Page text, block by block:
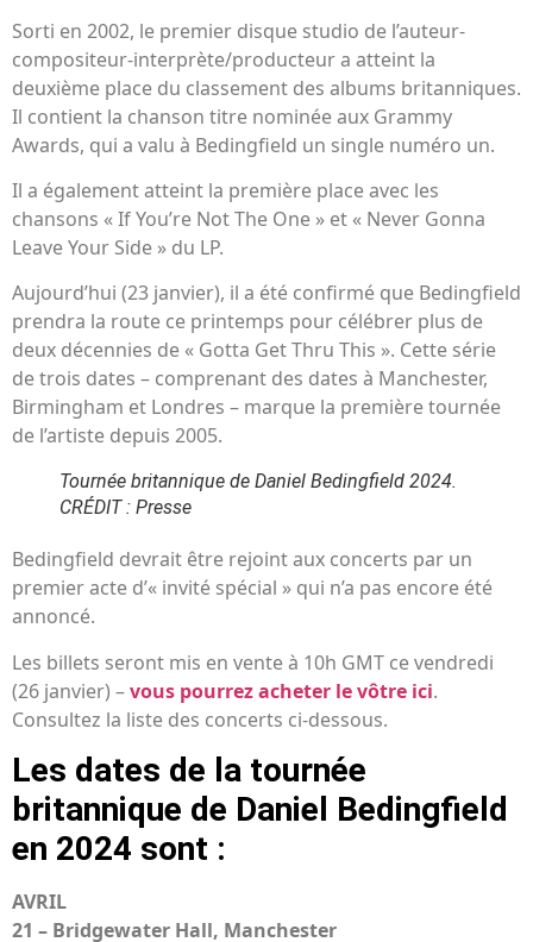
Sorti en 2002, le premier disque studio de l’auteur-
compositeur-interprète/producteur a atteint la
deuxième place du classement des albums britanniques.
Il contient la chanson titre nominée aux Grammy
Awards, qui a valu à Bedingfield un single numéro un.
Il a également atteint la première place avec les
chansons « If You’re Not The One » et « Never Gonna
Leave Your Side » du LP.
Aujourd’hui (23 janvier), il a été confirmé que Bedingfield
prendra la route ce printemps pour célébrer plus de
deux décennies de « Gotta Get Thru This ». Cette série
de trois dates – comprenant des dates à Manchester,
Birmingham et Londres – marque la première tournée
de l’artiste depuis 2005.
Tournée britannique de Daniel Bedingfield 2024.
CRÉDIT : Presse
Bedingfield devrait être rejoint aux concerts par un
premier acte d’« invité spécial » qui n’a pas encore été
annoncé.
Les billets seront mis en vente à 10h GMT ce vendredi
(26 janvier) –vous pourrez acheter le vôtre ici.
Consultez la liste des concerts ci-dessous.
Les dates de la tournée
britannique de Daniel Bedingfield
en 2024 sont :
AVRIL
21 – Bridgewater Hall, Manchester